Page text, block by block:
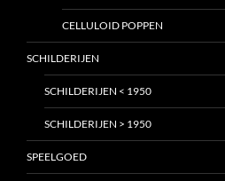
CELLULOID POPPEN
SCHILDERIJEN
SCHILDERIJEN < 1950
SCHILDERIJEN > 1950
SPEELGOED